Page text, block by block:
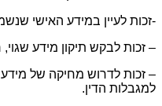
-זכות לעיין במידע האישי
– זכות לבקש תיקון מידע
– זכות לדרוש מחיקה של
למגבלות הדין.